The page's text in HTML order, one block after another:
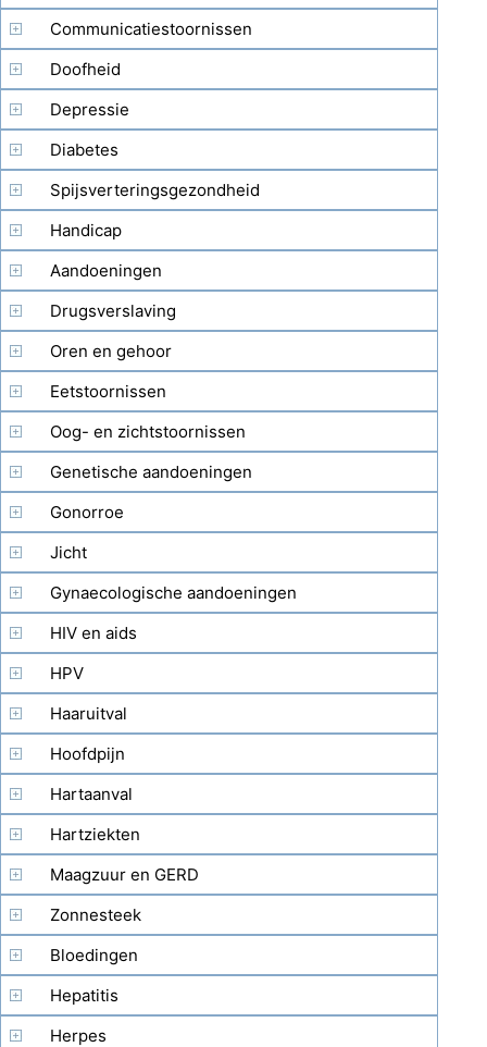
Communicatiestoornissen
Doofheid
Depressie
Diabetes
Spijsverteringsgezondheid
Handicap
Aandoeningen
Drugsverslaving
Oren en gehoor
Eetstoornissen
Oog- en zichtstoornissen
Genetische aandoeningen
Gonorroe
Jicht
Gynaecologische aandoeningen
HIV en aids
HPV
Haaruitval
Hoofdpijn
Hartaanval
Hartziekten
Maagzuur en GERD
Zonnesteek
Bloedingen
Hepatitis
Herpes